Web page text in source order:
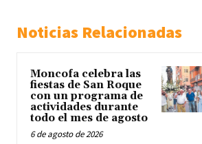
Noticias Relacionadas
Moncofa celebra las
fiestas de San Roque
con un programa de
actividades durante
todo el mes de agosto
6 de agosto de 2026